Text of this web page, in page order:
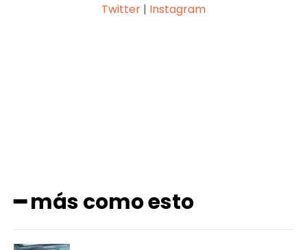
Twitter | Instagram
━ más como esto